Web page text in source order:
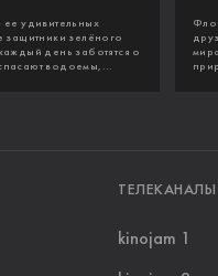
удивительных
защитники зелёного
день заботятся о
водоемы,...
ТЕЛЕКАНАЛЫ
kinojam 1